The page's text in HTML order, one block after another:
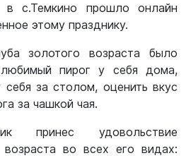
с.Темкино прошло онлайн
этому празднику.
золотого возраста было
пирог у себя дома,
за столом, оценить вкус
за чашкой чая.
принес удовольствие
во всех его видах: